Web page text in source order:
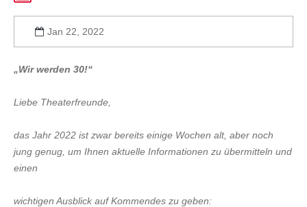
Jan 22, 2022
„Wir werden 30!“
Liebe Theaterfreunde,
das Jahr 2022 ist zwar bereits einige Wochen alt, aber noch
jung genug, um Ihnen aktuelle Informationen zu übermitteln und
einen
wichtigen Ausblick auf Kommendes zu geben: